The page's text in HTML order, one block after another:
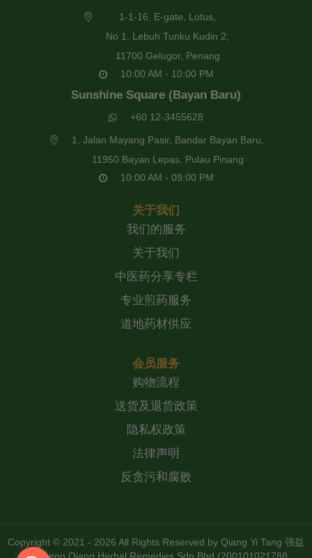
1-1-16, E-gate, Lotus,
No 1, Lebuh Tunku Kudin 2,
11700 Gelugor, Penang
10:00 AM - 10:00 PM
Sunshine Square (Bayan Baru)
+60 12-3455628
1, Jalan Mayang Pasir, Bandar Bayan Baru,
11950 Bayan Lepas, Pulau Pinang
10:00 AM - 09:00 PM
关于我们
我们的服务
关于我们
中医药分享专栏
专业煎药服务
道地药材供应
会员服务
购物流程
送货及退货政策
隐私权政策
法律声明
反贪污和腐败
Copyright © 2021 - 2026 All Rights Reserved by Qiang Yi Tang 强益